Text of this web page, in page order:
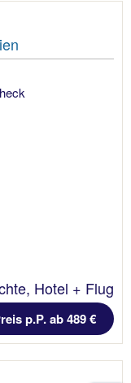
Hotel + Flug
p.P. ab 489 €